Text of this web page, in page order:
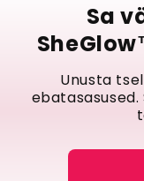
Sa
Unusta